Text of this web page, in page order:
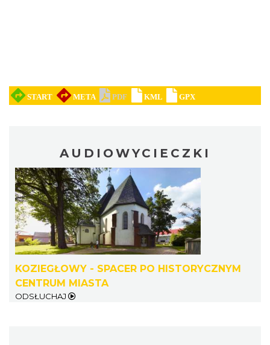
AUDIOWYCIECZKI
KOZIEGŁOWY - SPACER PO HISTORYCZNYM
CENTRUM MIASTA
ODSŁUCHAJ